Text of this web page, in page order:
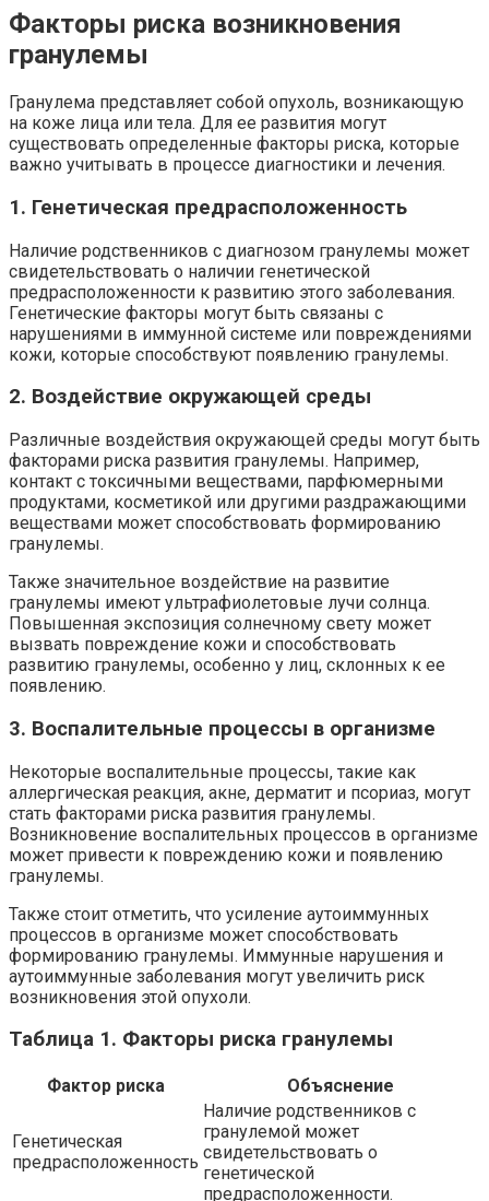
Факторы риска возникновения
гранулемы
Гранулема представляет собой опухоль, возникающую
на коже лица или тела. Для ее развития могут
существовать определенные факторы риска, которые
важно учитывать в процессе диагностики и лечения.
1. Генетическая предрасположенность
Наличие родственников с диагнозом гранулемы может
свидетельствовать о наличии генетической
предрасположенности к развитию этого заболевания.
Генетические факторы могут быть связаны с
нарушениями в иммунной системе или повреждениями
кожи, которые способствуют появлению гранулемы.
2. Воздействие окружающей среды
Различные воздействия окружающей среды могут быть
факторами риска развития гранулемы. Например,
контакт с токсичными веществами, парфюмерными
продуктами, косметикой или другими раздражающими
веществами может способствовать формированию
гранулемы.
Также значительное воздействие на развитие
гранулемы имеют ультрафиолетовые лучи солнца.
Повышенная экспозиция солнечному свету может
вызвать повреждение кожи и способствовать
развитию гранулемы, особенно у лиц, склонных к ее
появлению.
3. Воспалительные процессы в организме
Некоторые воспалительные процессы, такие как
аллергическая реакция, акне, дерматит и псориаз, могут
стать факторами риска развития гранулемы.
Возникновение воспалительных процессов в организме
может привести к повреждению кожи и появлению
гранулемы.
Также стоит отметить, что усиление аутоиммунных
процессов в организме может способствовать
формированию гранулемы. Иммунные нарушения и
аутоиммунные заболевания могут увеличить риск
возникновения этой опухоли.
Таблица 1. Факторы риска гранулемы
Фактор риска Объяснение
Генетическая
предрасположенность
Наличие родственников с
гранулемой может
свидетельствовать о
генетической
предрасположенности.